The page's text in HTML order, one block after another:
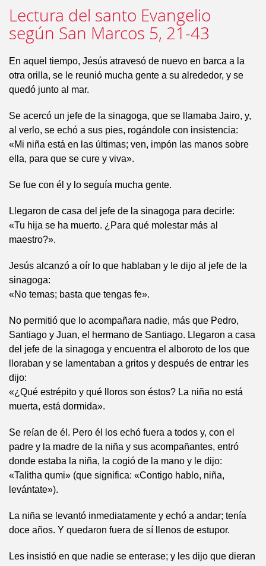
Lectura del santo Evangelio
según San Marcos 5, 21-43
En aquel tiempo, Jesús atravesó de nuevo en barca a la
otra orilla, se le reunió mucha gente a su alrededor, y se
quedó junto al mar.
Se acercó un jefe de la sinagoga, que se llamaba Jairo, y,
al verlo, se echó a sus pies, rogándole con insistencia:
«Mi niña está en las últimas; ven, impón las manos sobre
ella, para que se cure y viva».
Se fue con él y lo seguía mucha gente.
Llegaron de casa del jefe de la sinagoga para decirle:
«Tu hija se ha muerto. ¿Para qué molestar más al
maestro?».
Jesús alcanzó a oír lo que hablaban y le dijo al jefe de la
sinagoga:
«No temas; basta que tengas fe».
No permitió que lo acompañara nadie, más que Pedro,
Santiago y Juan, el hermano de Santiago. Llegaron a casa
del jefe de la sinagoga y encuentra el alboroto de los que
lloraban y se lamentaban a gritos y después de entrar les
dijo:
«¿Qué estrépito y qué lloros son éstos? La niña no está
muerta, está dormida».
Se reían de él. Pero él los echó fuera a todos y, con el
padre y la madre de la niña y sus acompañantes, entró
donde estaba la niña, la cogió de la mano y le dijo:
«Talitha qumi» (que significa: «Contigo hablo, niña,
levántate»).
La niña se levantó inmediatamente y echó a andar; tenía
doce años. Y quedaron fuera de sí llenos de estupor.
Les insistió en que nadie se enterase; y les dijo que dieran